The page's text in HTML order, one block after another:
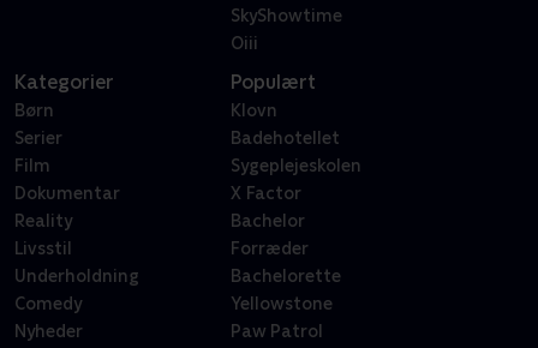
SkyShowtime
Oiii
Kategorier
Børn
Serier
Film
Dokumentar
Reality
Livsstil
Underholdning
Comedy
Nyheder
Populært
Klovn
Badehotellet
Sygeplejeskolen
X Factor
Bachelor
Forræder
Bachelorette
Yellowstone
Paw Patrol